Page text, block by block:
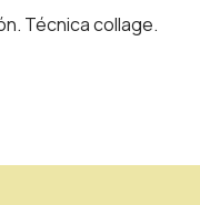
Técnica collage.